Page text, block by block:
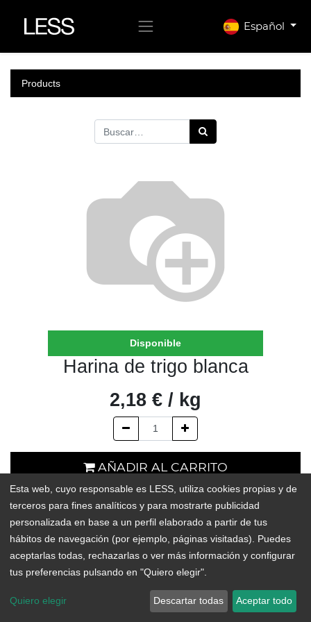
Español
Products
Disponible
Harina de trigo blanca
2,18 € / kg
AÑADIR AL CARRITO
En existencias
Add to Wishlist
Copyright © LESS
Esta web, cuyo responsable es LESS, utiliza cookies propias y de
terceros para fines analíticos y para mostrarte publicidad
personalizada en base a un perfil elaborado a partir de tus
hábitos de navegación (por ejemplo, páginas visitadas). Puedes
aceptarlas todas, rechazarlas o ver más información y configurar
tus preferencias pulsando en "Quiero elegir".
Quiero elegir Descartar todas Aceptar todo